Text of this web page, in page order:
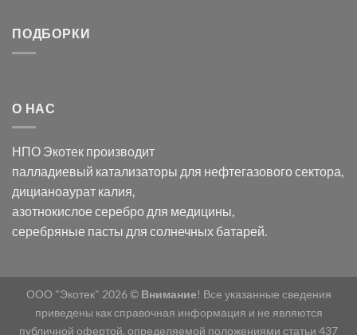
оксида
в
электролите
калий
дицианоаурат–
гексацианоферрата
ПОДБОРКИ
О НАС
НПО Экотек производит
палладиевый катализаторы для нефтегазового сектора,
дицианоаурат калия,
азотнокислое серебро для медицины,
серебряные пасты для солнечных батарей.
ООО "Экотек" 2026 © Внимание! Все указанные сведения
приведены как справочная информация и не являются
публичной офертой, определяемой положениями статьи 437